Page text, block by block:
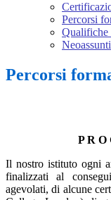
Percorsi
Qualifiche
Neoassunti
Percorsi
P R
Il nostro istituto ogni
finalizzati al
agevolati, di alcune